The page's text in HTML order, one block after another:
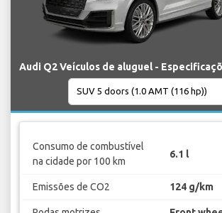
Audi Q2 Veículos de aluguel -
Consumo de combustível
na cidade por 100 km
6.1 l
Emissões de CO2 124 g/km